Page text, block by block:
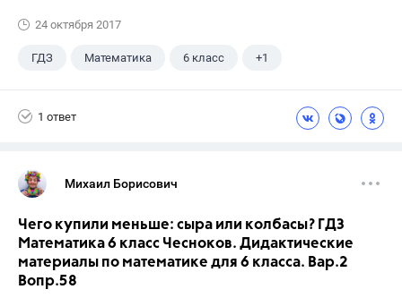
24 октября 2017
ГДЗ Математика 6 класс +1
1 ответ
Михаил Борисович
Чего купили меньше: сыра или колбасы? ГДЗ
Математика 6 класс Чесноков. Дидактические
материалы по математике для 6 класса. Вар.2
Вопр.58